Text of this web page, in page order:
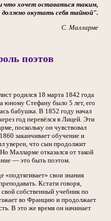
что хочет оставаться таким,
должно окутать себя тайной".
С. Малларме
поэтов
родился 18 марта 1842 года
юному Стефану было 5 лет, его
бабушка. В 1852 году начал
год перевёлся в Лицей. Эти
поскольку он чувствовал
заканчивает обучение и
уверен, что сын продолжит
Малларме отказался от такой
— это быть поэтом.
«подтягивает» свои знания
Кстати говоря,
собственный учебник по
во Францию и продолжает
В это же время он начинает